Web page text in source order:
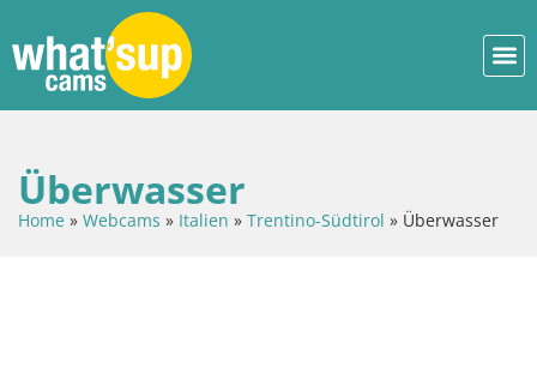
Überwasser
Home » Webcams » Italien » Trentino-Südtirol » Überwasser